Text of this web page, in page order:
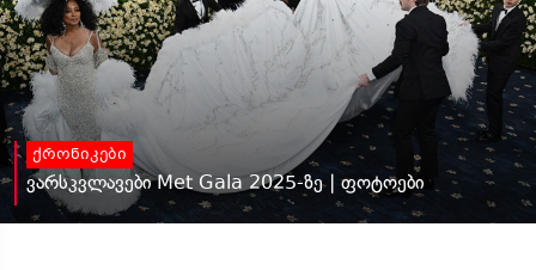
ქრონიკები
ვარსკვლავები Met Gala 2025-ზე | ფოტოები